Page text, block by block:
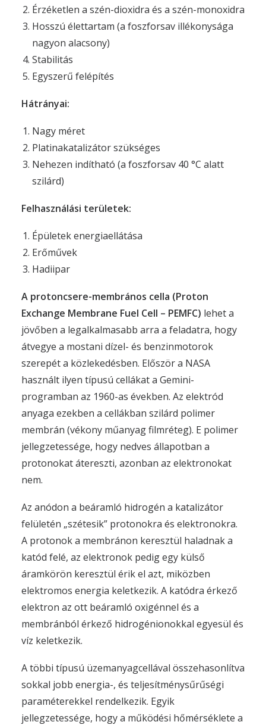
Érzéketlen a szén-dioxidra és a szén-monoxidra
Hosszú élettartam (a foszforsav illékonysága
nagyon alacsony)
Stabilitás
Egyszerű felépítés
Hátrányai:
Nagy méret
Platinakatalizátor szükséges
Nehezen indítható (a foszforsav 40 °C alatt
szilárd)
Felhasználási területek:
Épületek energiaellátása
Erőművek
Hadiipar
A protoncsere-membrános cella (Proton
Exchange Membrane Fuel Cell – PEMFC) lehet a
jövőben a legalkalmasabb arra a feladatra, hogy
átvegye a mostani dízel- és benzinmotorok
szerepét a közlekedésben. Először a NASA
használt ilyen típusú cellákat a Gemini-
programban az 1960-as években. Az elektród
anyaga ezekben a cellákban szilárd polimer
membrán (vékony műanyag filmréteg). E polimer
jellegzetessége, hogy nedves állapotban a
protonokat átereszti, azonban az elektronokat
nem.
Az anódon a beáramló hidrogén a katalizátor
felületén „szétesik” protonokra és elektronokra.
A protonok a membránon keresztül haladnak a
katód felé, az elektronok pedig egy külső
áramkörön keresztül érik el azt, miközben
elektromos energia keletkezik. A katódra érkező
elektron az ott beáramló oxigénnel és a
membránból érkező hidrogénionokkal egyesül és
víz keletkezik.
A többi típusú üzemanyagcellával összehasonlítva
sokkal jobb energia-, és teljesítménysűrűségi
paraméterekkel rendelkezik. Egyik
jellegzetessége, hogy a működési hőmérséklete a